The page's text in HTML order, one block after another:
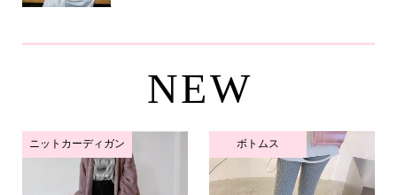
NEW
ニットカーディガン ボトムス